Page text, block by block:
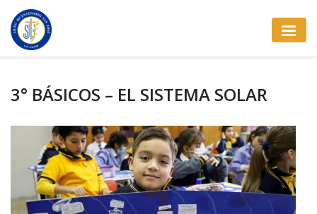
3° BÁSICOS – EL SISTEMA SOLAR